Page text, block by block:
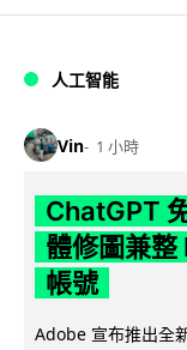
人工智能
Vin 1 小時
ChatGPT
體修圖兼整
帳號
Adobe 宣布推出全